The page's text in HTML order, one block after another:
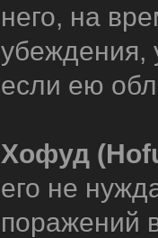
него, на
убеждения,
если ею
Хофуд
его не
поражений